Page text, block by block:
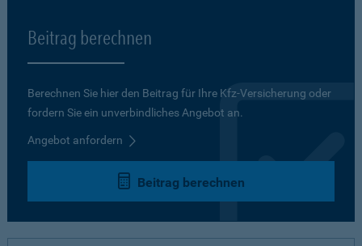
Beitrag berechnen
Berechnen Sie hier den Beitrag für Ihre Kfz-Versicherung oder
fordern Sie ein unverbindliches Angebot an.
Angebot anfordern
Beitrag berechnen